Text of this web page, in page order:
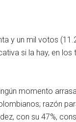
y un mil votos
si la hay, en
momento
razón
con su 47%,